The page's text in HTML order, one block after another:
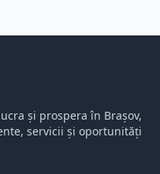
și prospera în Brașov,
servicii și oportunități